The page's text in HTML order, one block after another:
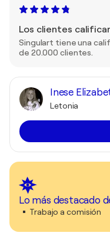
Los clientes
Singulart tiene una
de 20.000 clientes.
Inese
Letonia
Lo más destacado
Trabajo a comisión